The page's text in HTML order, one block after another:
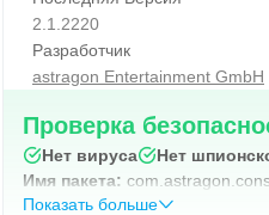
Зарабатывайте достижения
ИГРАЙТЕ НА РОДНОМ ЯЗЫКЕ.
французский, испанский,
традиционный и упрощенный
Нравится игра? Тогда
2.1.2220
Разработчик
astragon Entertainment GmbH
Проверка
Нет вируса Нет
Имя пакета:
Показать больше